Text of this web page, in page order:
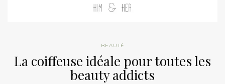
BEAUTÉ
La coiffeuse idéale pour toutes les
beauty addicts